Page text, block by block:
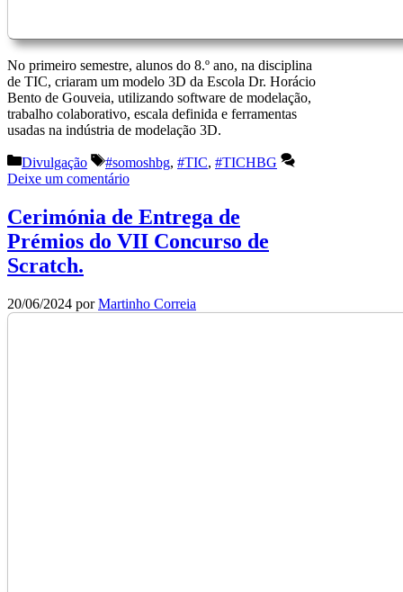
No primeiro semestre, alunos do 8.º ano, na disciplina
de TIC, criaram um modelo 3D da Escola Dr. Horácio
Bento de Gouveia, utilizando software de modelação,
trabalho colaborativo, escala definida e ferramentas
usadas na indústria de modelação 3D.
Categorias
Divulgação Etiquetas
#somoshbg, #TIC, #TICHBG
Deixe um comentário
Cerimónia de Entrega de
Prémios do VII Concurso de
Scratch.
20/06/2024 porMartinho Correia